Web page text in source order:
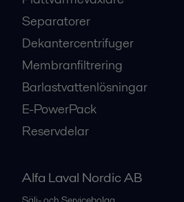
Separatorer
Dekantercentrifuger
Membranfiltrering
Barlastvattenlösningar
E-PowerPack
Reservdelar
Alfa Laval Nordic AB